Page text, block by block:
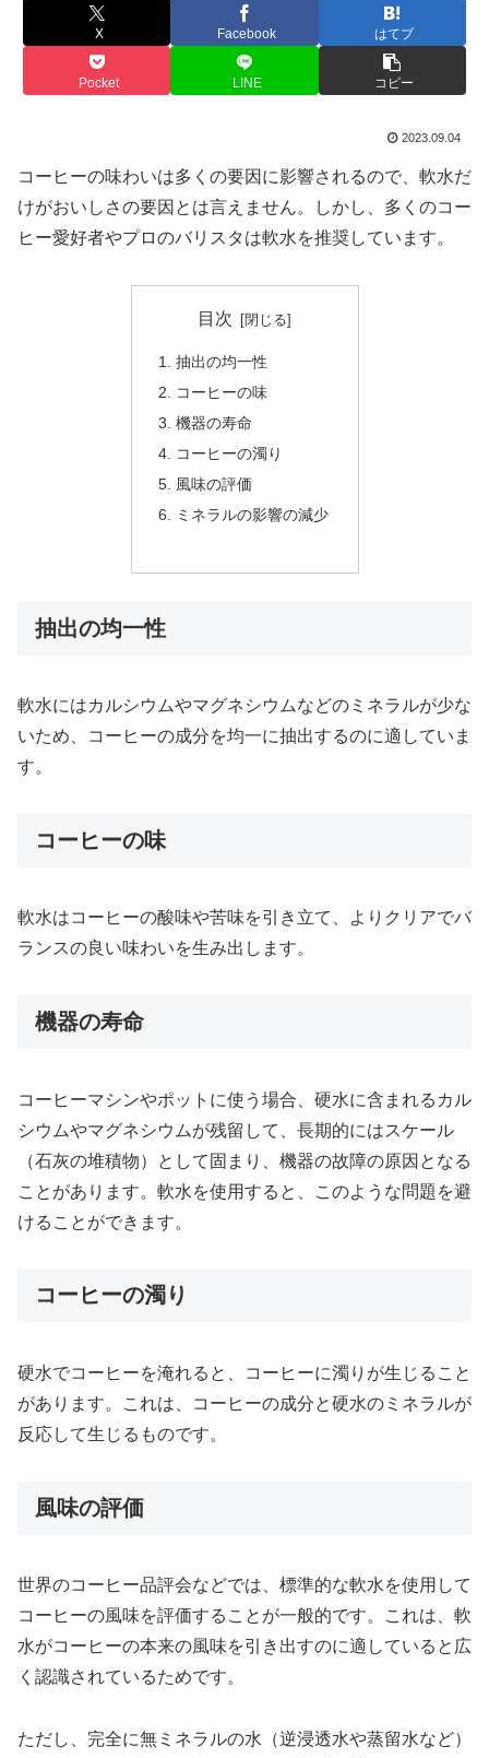
X Facebook はてブ
Pocket LINE コピー
2023.09.04
コーヒーの味わいは多くの要因に影響されるので、軟水だ
けがおいしさの要因とは言えません。しかし、多くのコー
ヒー愛好者やプロのバリスタは軟水を推奨しています。
目次
抽出の均一性
コーヒーの味
機器の寿命
コーヒーの濁り
風味の評価
ミネラルの影響の減少
抽出の均一性
軟水にはカルシウムやマグネシウムなどのミネラルが少な
いため、コーヒーの成分を均一に抽出するのに適していま
す。
コーヒーの味
軟水はコーヒーの酸味や苦味を引き立て、よりクリアでバ
ランスの良い味わいを生み出します。
機器の寿命
コーヒーマシンやポットに使う場合、硬水に含まれるカル
シウムやマグネシウムが残留して、長期的にはスケール
（石灰の堆積物）として固まり、機器の故障の原因となる
ことがあります。軟水を使用すると、このような問題を避
けることができます。
コーヒーの濁り
硬水でコーヒーを淹れると、コーヒーに濁りが生じること
があります。これは、コーヒーの成分と硬水のミネラルが
反応して生じるものです。
風味の評価
世界のコーヒー品評会などでは、標準的な軟水を使用して
コーヒーの風味を評価することが一般的です。これは、軟
水がコーヒーの本来の風味を引き出すのに適していると広
く認識されているためです。
ただし、完全に無ミネラルの水（逆浸透水や蒸留水など）